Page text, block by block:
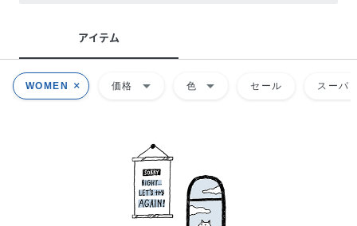
アイテム
WOMEN 価格 arrow_drop_down 色 arrow_drop_down セール スーパ